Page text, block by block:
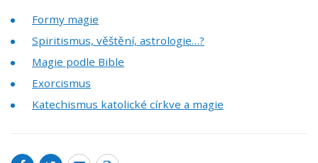
Formy magie
Spiritismus, věštění, astrologie…?
Magie podle Bible
Exorcismus
Katechismus katolické církve a magie